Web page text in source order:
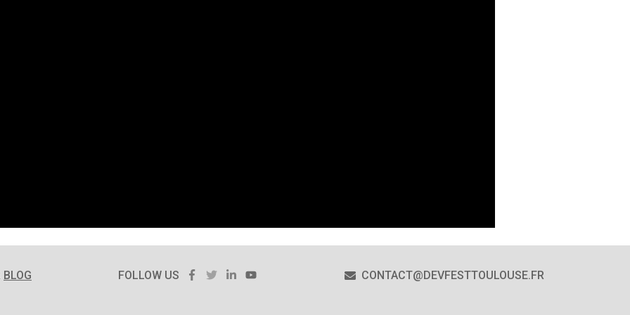
BLOG FOLLOW US FACEBOOK
TWITTERLINKEDIN CONTACT@DEVFESTTOULOUSE.FR